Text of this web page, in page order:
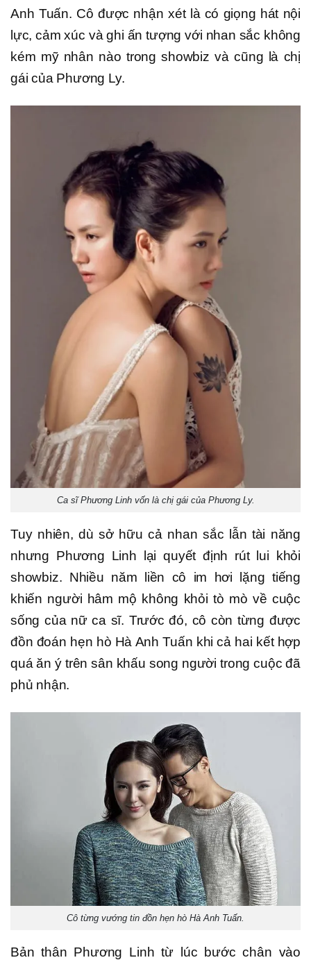
Anh Tuấn. Cô được nhận xét là có giọng hát nội
lực, cảm xúc và ghi ấn tượng với nhan sắc không
kém mỹ nhân nào trong showbiz và cũng là chị
gái của Phương Ly.
Ca sĩ Phương Linh vốn là chị gái của Phương Ly.
Tuy nhiên, dù sở hữu cả nhan sắc lẫn tài năng
nhưng Phương Linh lại quyết định rút lui khỏi
showbiz. Nhiều năm liền cô im hơi lặng tiếng
khiến người hâm mộ không khỏi tò mò về cuộc
sống của nữ ca sĩ. Trước đó, cô còn từng được
đồn đoán hẹn hò Hà Anh Tuấn khi cả hai kết hợp
quá ăn ý trên sân khấu song người trong cuộc đã
phủ nhận.
Cô từng vướng tin đồn hẹn hò Hà Anh Tuấn.
Bản thân Phương Linh từ lúc bước chân vào